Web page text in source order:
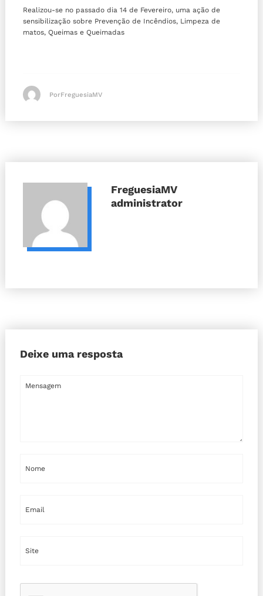
Realizou-se no passado dia 14 de Fevereiro, uma ação de
sensibilização sobre Prevenção de Incêndios, Limpeza de
matos, Queimas e Queimadas
PorFreguesiaMV
FreguesiaMV
administrator
Deixe uma resposta